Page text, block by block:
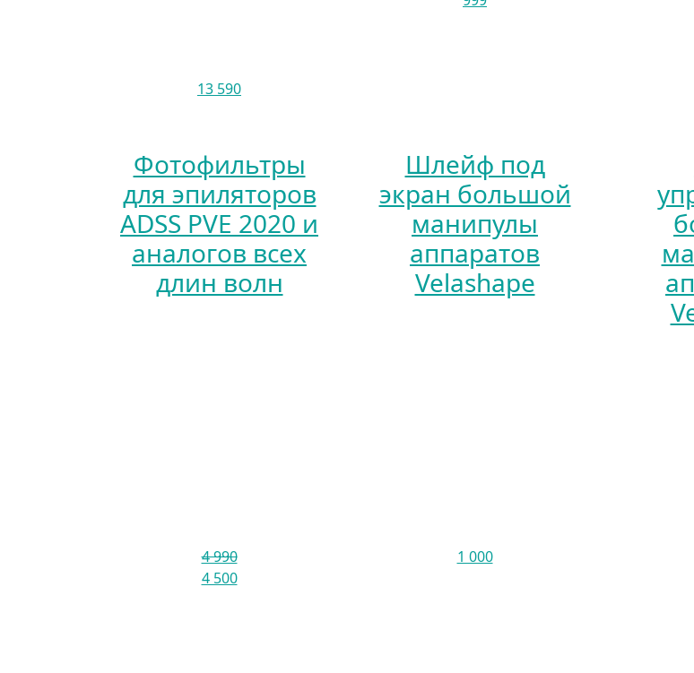
13 590
Фотофильтры
для эпиляторов
ADSS PVE 2020 и
аналогов всех
длин волн
4 990
4 500
Шлейф под
экран большой
манипулы
аппаратов
Velashape
1 000